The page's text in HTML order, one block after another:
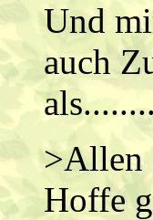
Und
auch
>Allen
Hoffe